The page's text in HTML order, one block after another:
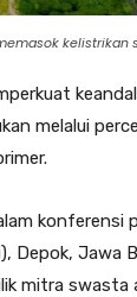
kelistrikan
melalui
konferensi
Depok, Jawa
mitra